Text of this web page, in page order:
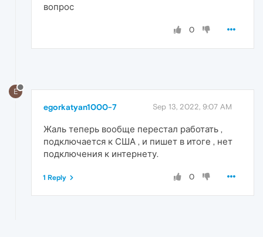
вопрос
0
E
egorkatyan1000-7 Sep 13, 2022, 9:07 AM
Жаль теперь вообще перестал работать ,
подключается к США , и пишет в итоге , нет
подключения к интернету.
0
1 Reply